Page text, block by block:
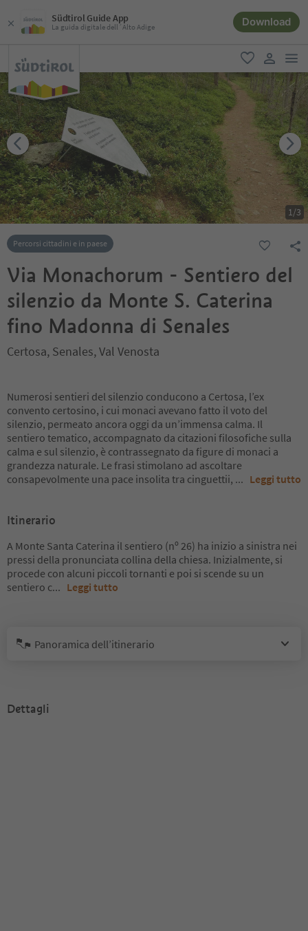
Südtirol Guide App
La guida digitale dell´Alto Adige Download
favoriti
user link
1/3
Percorsi cittadini e in paese
Via Monachorum - Sentiero del
silenzio da Monte S. Caterina
fino Madonna di Senales
Certosa, Senales, Val Venosta
Numerosi sentieri del silenzio conducono a Certosa, l’ex
convento certosino, i cui monaci avevano fatto il voto del
silenzio, permeato ancora oggi da un’immensa calma. Il
sentiero tematico, accompagnato da citazioni filosofiche sulla
calma e sul silenzio, è contrassegnato da figure di monaci a
grandezza naturale. Le frasi stimolano ad ascoltare
consapevolmente una pace insolita tra cinguettii, ... Leggi tutto
Itinerario
A Monte Santa Caterina il sentiero (nº 26) ha inizio a sinistra nei
pressi della pronunciata collina della chiesa. Inizialmente, si
procede con alcuni piccoli tornanti e poi si scende su un
sentiero c... Leggi tutto
Panoramica dell’itinerario
Dettagli